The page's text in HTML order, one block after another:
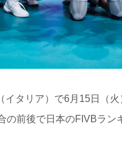
タリア）で6月15日（
の前後で日本のFIVBラ